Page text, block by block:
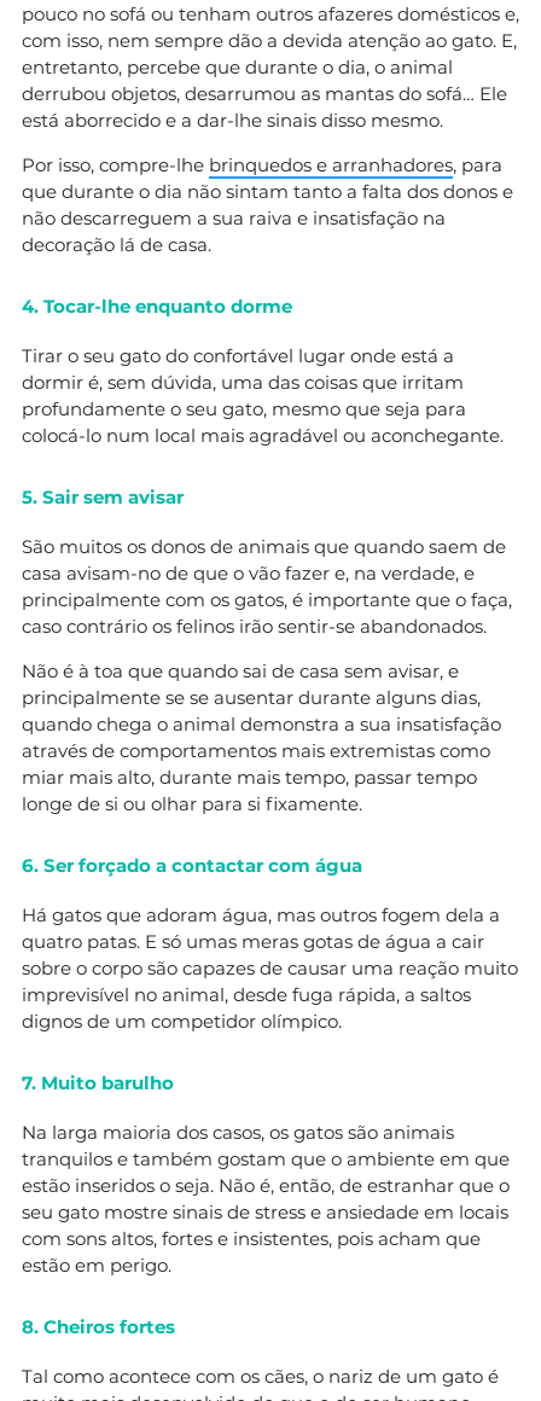
pouco no sofá ou tenham outros afazeres domésticos e,
com isso, nem sempre dão a devida atenção ao gato. E,
entretanto, percebe que durante o dia, o animal
derrubou objetos, desarrumou as mantas do sofá… Ele
está aborrecido e a dar-lhe sinais disso mesmo.
Por isso, compre-lhe brinquedos e arranhadores, para
que durante o dia não sintam tanto a falta dos donos e
não descarreguem a sua raiva e insatisfação na
decoração lá de casa.
4. Tocar-lhe enquanto dorme
Tirar o seu gato do confortável lugar onde está a
dormir é, sem dúvida, uma das coisas que irritam
profundamente o seu gato, mesmo que seja para
colocá-lo num local mais agradável ou aconchegante.
5. Sair sem avisar
São muitos os donos de animais que quando saem de
casa avisam-no de que o vão fazer e, na verdade, e
principalmente com os gatos, é importante que o faça,
caso contrário os felinos irão sentir-se abandonados.
Não é à toa que quando sai de casa sem avisar, e
principalmente se se ausentar durante alguns dias,
quando chega o animal demonstra a sua insatisfação
através de comportamentos mais extremistas como
miar mais alto, durante mais tempo, passar tempo
longe de si ou olhar para si fixamente.
6. Ser forçado a contactar com água
Há gatos que adoram água, mas outros fogem dela a
quatro patas. E só umas meras gotas de água a cair
sobre o corpo são capazes de causar uma reação muito
imprevisível no animal, desde fuga rápida, a saltos
dignos de um competidor olímpico.
7. Muito barulho
Na larga maioria dos casos, os gatos são animais
tranquilos e também gostam que o ambiente em que
estão inseridos o seja. Não é, então, de estranhar que o
seu gato mostre sinais de stress e ansiedade em locais
com sons altos, fortes e insistentes, pois acham que
estão em perigo.
8. Cheiros fortes
Tal como acontece com os cães, o nariz de um gato é